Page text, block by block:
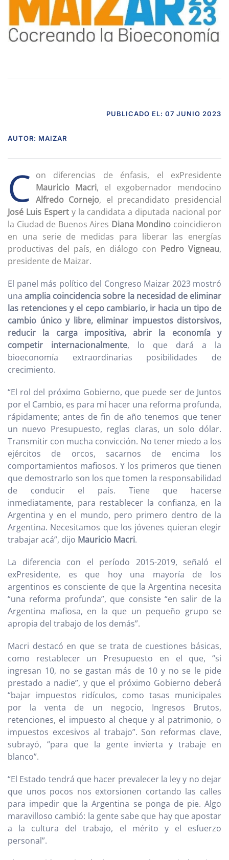
PUBLICADO EL: 07 JUNIO 2023
AUTOR: MAIZAR
C on diferencias de énfasis, el exPresidente
Mauricio Macri, el exgobernador mendocino
Alfredo Cornejo, el precandidato presidencial
José Luis Esperty la candidata a diputada nacional por
la Ciudad de Buenos Aires Diana Mondino coincidieron
en una serie de medidas para liberar las energías
productivas del país, en diálogo con Pedro Vigneau,
presidente de Maizar.
El panel más político del Congreso Maizar 2023 mostró
unaamplia coincidencia sobre la necesidad de eliminar
las retenciones y el cepo cambiario, ir hacia un tipo de
cambio único y libre, eliminar impuestos distorsivos,
reducir la carga impositiva, abrir la economía y
competir internacionalmente, lo que dará a la
bioeconomía extraordinarias posibilidades de
crecimiento.
“El rol del próximo Gobierno, que puede ser de Juntos
por el Cambio, es para mí hacer una reforma profunda,
rápidamente; antes de fin de año tenemos que tener
un nuevo Presupuesto, reglas claras, un solo dólar.
Transmitir con mucha convicción. No tener miedo a los
ejércitos de orcos, sacarnos de encima los
comportamientos mafiosos. Y los primeros que tienen
que demostrarlo son los que tomen la responsabilidad
de conducir el país. Tiene que hacerse
inmediatamente, para restablecer la confianza, en la
Argentina y en el mundo, pero primero dentro de la
Argentina. Necesitamos que los jóvenes quieran elegir
trabajar acá”, dijo Mauricio Macri.
La diferencia con el período 2015-2019, señaló el
exPresidente, es que hoy una mayoría de los
argentinos es consciente de que la Argentina necesita
“una reforma profunda”, que consiste “en salir de la
Argentina mafiosa, en la que un pequeño grupo se
apropia del trabajo de los demás”.
Macri destacó en que se trata de cuestiones básicas,
como restablecer un Presupuesto en el que, “si
ingresan 10, no se gastan más de 10 y no se le pide
prestado a nadie”, y que el próximo Gobierno deberá
“bajar impuestos ridículos, como tasas municipales
por la venta de un negocio, Ingresos Brutos,
retenciones, el impuesto al cheque y al patrimonio, o
impuestos excesivos al trabajo”. Son reformas clave,
subrayó, “para que la gente invierta y trabaje en
blanco”.
“El Estado tendrá que hacer prevalecer la ley y no dejar
que unos pocos nos extorsionen cortando las calles
para impedir que la Argentina se ponga de pie. Algo
maravilloso cambió: la gente sabe que hay que apostar
a la cultura del trabajo, el mérito y el esfuerzo
personal”.